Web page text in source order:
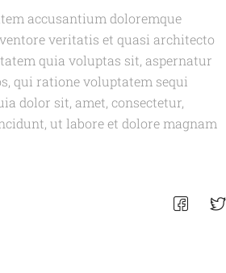
accusantium doloremque
veritatis et quasi architecto
quia voluptas sit, aspernatur
qui ratione voluptatem sequi
dolor sit, amet, consectetur,
ut labore et dolore magnam